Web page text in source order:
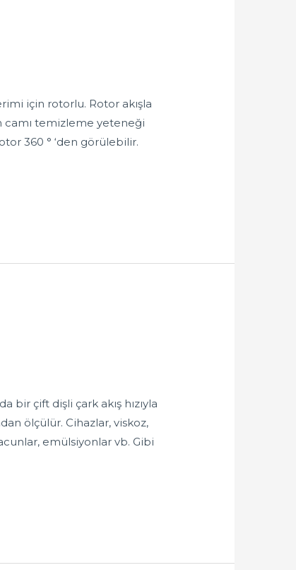
için rotorlu. Rotor akışla
camı temizleme yeteneği
360 ° ‘den görülebilir.
bir çift dişli çark akış hızıyla
ölçülür. Cihazlar, viskoz,
emülsiyonlar vb. Gibi